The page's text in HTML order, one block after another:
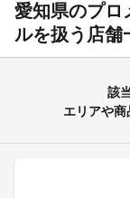
愛知県のプ
ルを扱う店舗
該
エリアや